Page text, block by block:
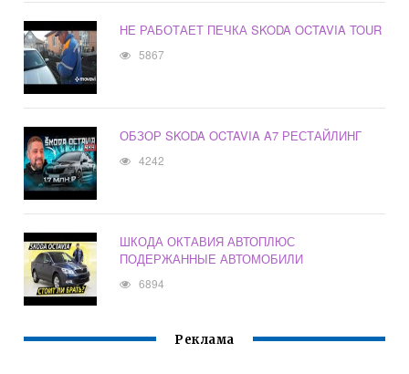
НЕ РАБОТАЕТ ПЕЧКА SKODA OCTAVIA TOUR
5867
ОБЗОР SKODA OCTAVIA A7 РЕСТАЙЛИНГ
4242
ШКОДА ОКТАВИЯ АВТОПЛЮС
ПОДЕРЖАННЫЕ АВТОМОБИЛИ
6894
Реклама